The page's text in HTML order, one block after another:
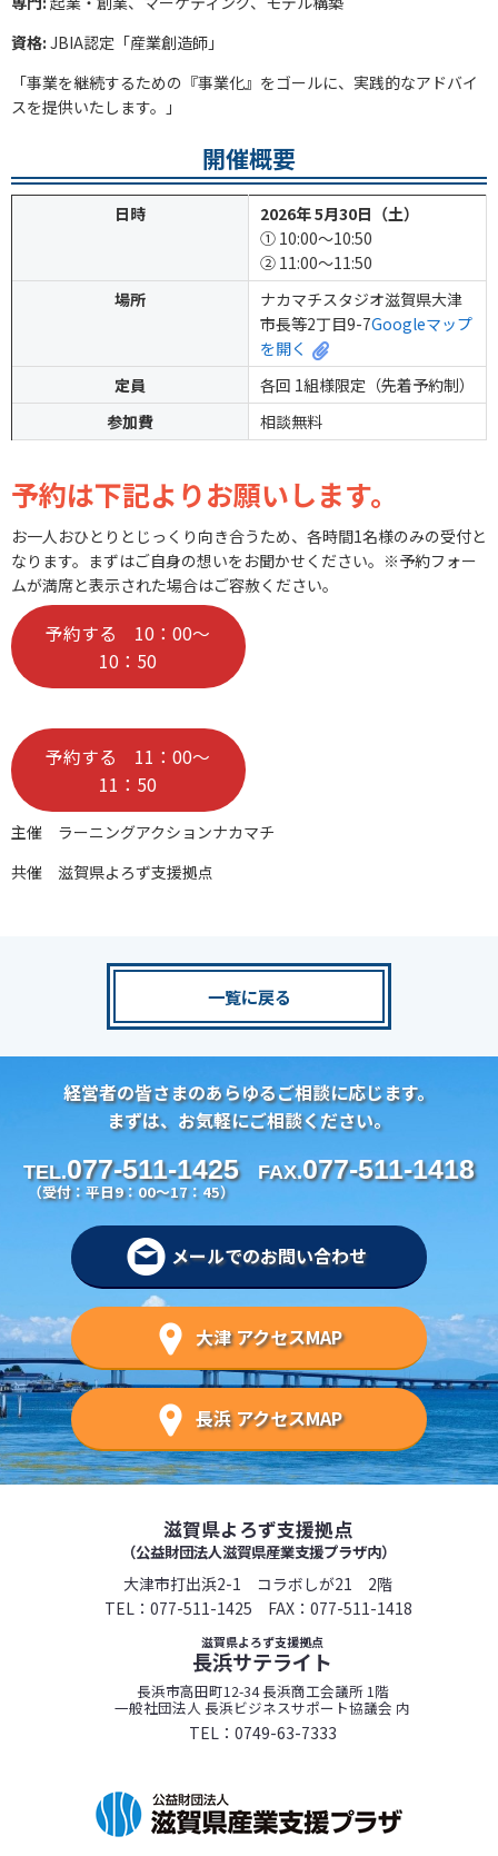
資格: JBIA認定「産業創造師」
「事業を継続するための『事業化』をゴールに、実践的なアドバイ
スを提供いたします。」
開催概要
日時
2026年 5月30日（土）
① 10:00〜10:50
② 11:00〜11:50
場所
ナカマチスタジオ滋賀県大津
市長等2丁目9-7Googleマップ
を開く
定員
各回 1組様限定（先着予約制）
参加費
相談無料
予約は下記よりお願いします。
お一人おひとりとじっくり向き合うため、各時間1名様のみの受付と
なります。まずはご自身の想いをお聞かせください。 ※予約フォー
ムが満席と表示された場合はご容赦ください。
予約する 10：00～
10：50
予約する 11：00～
11：50
主催 ラーニングアクションナカマチ
共催 滋賀県よろず支援拠点
一覧に戻る
経営者の皆さまのあらゆるご相談に応じます。
まずは、お気軽にご相談ください。
TEL.077-511-1425
（受付：平日9：00～17：45）
FAX.077-511-1418
メールでのお問い合わせ
大津 アクセスMAP
長浜 アクセスMAP
滋賀県よろず支援拠点
（公益財団法人滋賀県産業支援プラザ内）
大津市打出浜2-1 コラボしが21 2階
TEL： 077-511-1425 FAX：077-511-1418
滋賀県よろず支援拠点
長浜サテライト
長浜市高田町12-34 長浜商工会議所 1階
一般社団法人 長浜ビジネスサポート協議会 内
TEL： 0749-63-7333